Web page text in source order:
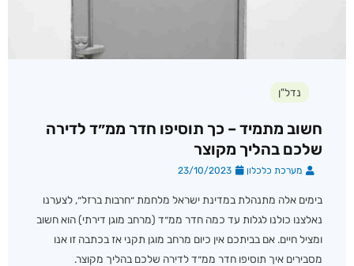
נדל"ן
חשוב מתמיד – כך תוסיפו חדר ממ״ד לדירה
שלכם בהליך מקוצר
מערכת כלכלון
בימים אלה מתנהלת במדינת ישראל מלחמת ״חרבות ברזל״, לצערנו
נאלצנו כולנו לגלות עד כמה חדר ממ״ד (מרחב מוגן דירתי) הוא חשוב
ומציל חיים. אם בביתכם אין כיום מרחב מוגן תקני אז בכתבה זו אנו
מסבירים איך תוסיפו חדר ממ״ד לדירה שלכם בהליך מקוצר.